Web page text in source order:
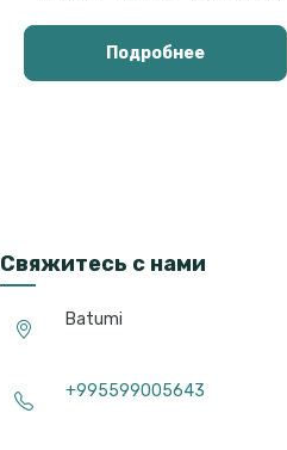
Подробнее
Свяжитесь с нами
Batumi
+995599005643